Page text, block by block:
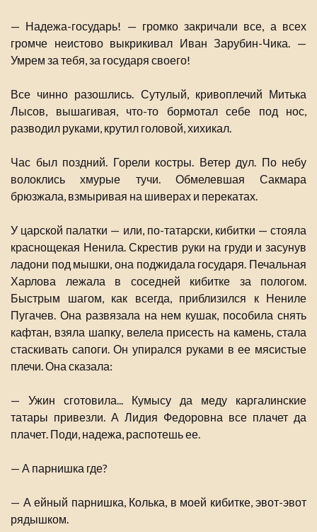
— Надежа-государь! — громко закричали все, а всех
громче неистово выкрикивал Иван Зарубин-Чика. —
Умрем за тебя, за государя своего!
Все чинно разошлись. Сутулый, кривоплечий Митька
Лысов, вышагивая, что-то бормотал себе под нос,
разводил руками, крутил головой, хихикал.
Час был поздний. Горели костры. Ветер дул. По небу
волоклись хмурые тучи. Обмелевшая Сакмара
брюзжала, взмыривая на шиверах и перекатах.
У царской палатки — или, по-татарски, кибитки — стояла
краснощекая Ненила. Скрестив руки на груди и засунув
ладони под мышки, она поджидала государя. Печальная
Харлова лежала в соседней кибитке за пологом.
Быстрым шагом, как всегда, приблизился к Нениле
Пугачев. Она развязала на нем кушак, пособила снять
кафтан, взяла шапку, велела присесть на камень, стала
стаскивать сапоги. Он упирался руками в ее мясистые
плечи. Она сказала:
— Ужин сготовила... Кумысу да меду каргалинские
татары привезли. А Лидия Федоровна все плачет да
плачет. Поди, надежа, распотешь ее.
— А парнишка где?
— А ейный парнишка, Колька, в моей кибитке, эвот-эвот
рядышком.